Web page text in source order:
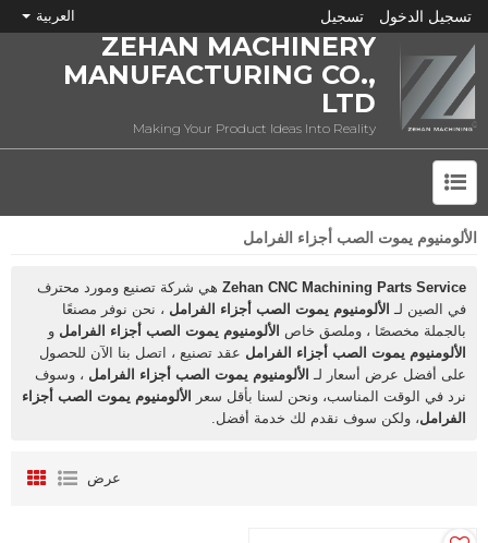
تسجيل الدخول تسجيل العربية
ZEHAN MACHINERY
MANUFACTURING CO.,
LTD
Making Your Product Ideas Into Reality
الألومنيوم يموت الصب أجزاء الفرامل
Zehan CNC Machining Parts Service هي شركة تصنيع ومورد محترف
في الصين لـ الألومنيوم يموت الصب أجزاء الفرامل ، نحن نوفر مصنعًا
بالجملة مخصصًا ، وملصق خاص الألومنيوم يموت الصب أجزاء الفرامل و
الألومنيوم يموت الصب أجزاء الفرامل عقد تصنيع ، اتصل بنا الآن للحصول
على أفضل عرض أسعار لـ الألومنيوم يموت الصب أجزاء الفرامل ، وسوف
نرد في الوقت المناسب، ونحن لسنا بأقل سعر
الألومنيوم يموت الصب أجزاء
الفرامل، ولكن سوف نقدم لك خدمة أفضل.
عرض